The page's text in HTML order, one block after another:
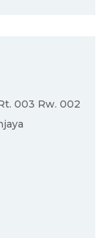
003 Rw. 002